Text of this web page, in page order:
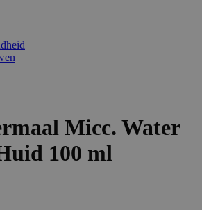
Micc. Water
100 ml